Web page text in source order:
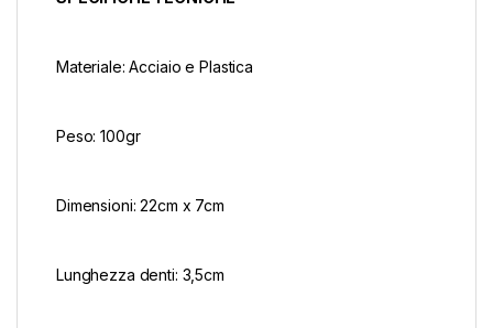
Materiale: Acciaio e Plastica
Peso: 100gr
Dimensioni: 22cm x 7cm
Lunghezza denti: 3,5cm